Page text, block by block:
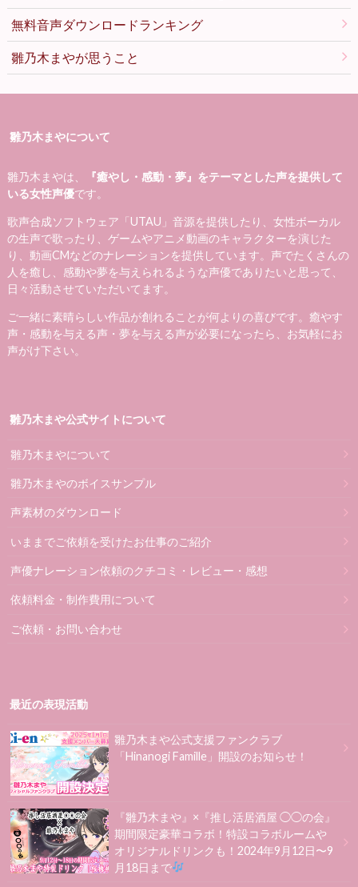
無料音声ダウンロードランキング
雛乃木まやが思うこと
雛乃木まやについて
雛乃木まやは、
『癒やし・感動・夢』をテーマとした声を提供して
いる女性声優です。
歌声合成ソフトウェア「UTAU」音源を提供したり、女性ボーカル
の生声で歌ったり、ゲームやアニメ動画のキャラクターを演じた
り、動画CMなどのナレーションを提供しています。声でたくさんの
人を癒し、感動や夢を与えられるような声優でありたいと思って、
日々活動させていただいてます。
ご一緒に素晴らしい作品が創れることが何よりの喜びです。癒やす
声・感動を与える声・夢を与える声が必要になったら、お気軽にお
声がけ下さい。
雛乃木まや公式サイトについて
雛乃木まやについて
雛乃木まやのボイスサンプル
声素材のダウンロード
いままでご依頼を受けたお仕事のご紹介
声優ナレーション依頼のクチコミ・レビュー・感想
依頼料金・制作費用について
ご依頼・お問い合わせ
最近の表現活動
雛乃木まや公式支援ファンクラブ
「Hinanogi Famille」開設のお知らせ！
『雛乃木まや』×『推し活居酒屋 ◯◯の会』
期間限定豪華コラボ！特設コラボルームや
オリジナルドリンクも！2024年9月12日〜9
月18日まで